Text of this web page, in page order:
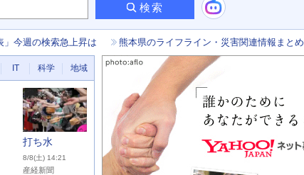
検索
」今週の検索急上昇は 熊本県のライフライン・災害関連情報まとめ
IT 科学 地域
打ち水
8/8(土) 14:21
産経新聞